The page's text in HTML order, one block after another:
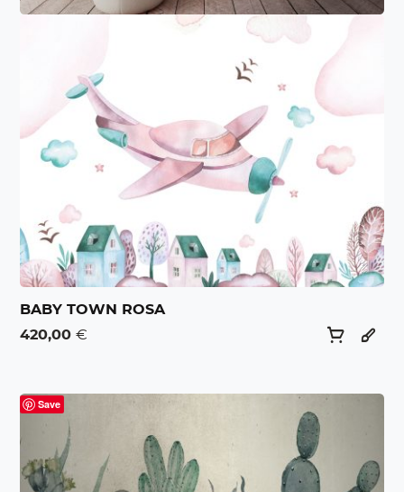
BABY TOWN ROSA
420,00€
Save